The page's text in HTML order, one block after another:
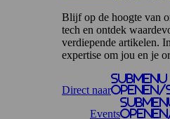
Blijf op de hoogte van
tech en ontdek
verdiepende artikelen.
expertise om jou en je
Direct naar
Submenu
Events